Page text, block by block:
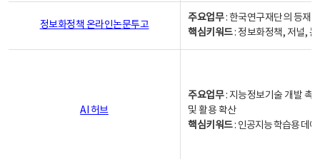
정보화정책 온라인논문투고
주요업무: 한국연구재단의 등재
핵심키워드: 정보화정책, 저널,
AI 허브
주요업무: 지능정보기술 개발 촉
및 활용 확산
핵심키워드: 인공지능 학습용 데